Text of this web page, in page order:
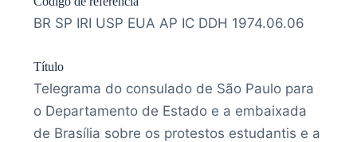
BR SP IRI USP EUA AP IC DDH 1974.06.06
Título
Telegrama do consulado de São Paulo para
o Departamento de Estado e a embaixada
de Brasília sobre os protestos estudantis e a